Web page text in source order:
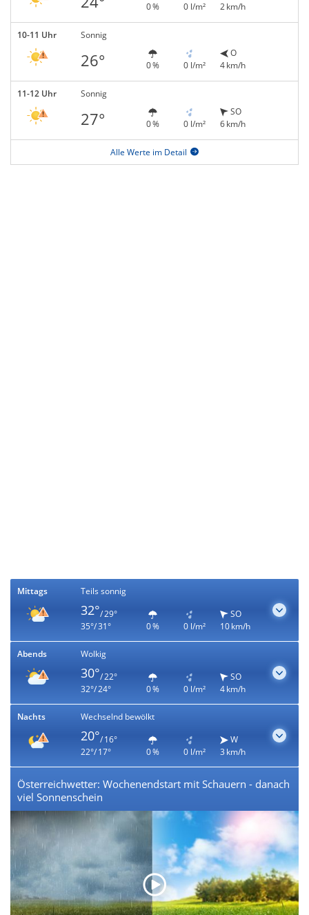
0 % 0 l/m²
2 km/h
10-11 Uhr Sonnig
26° 0 % 0 l/m²
O
4 km/h
11-12 Uhr Sonnig
27° 0 % 0 l/m²
SO
6 km/h
Alle Werte im Detail
Mittags Teils sonnig
32°/ 29°
35°/ 31°
0 % 0 l/m²
SO
10 km/h
Abends Wolkig
30°/ 22°
32°/ 24°
0 % 0 l/m²
SO
4 km/h
Nachts Wechselnd bewölkt
20°/ 16°
22°/ 17°
0 % 0 l/m²
W
3 km/h
Österreichwetter: Wochenendstart mit Schauern - danach
viel Sonnenschein